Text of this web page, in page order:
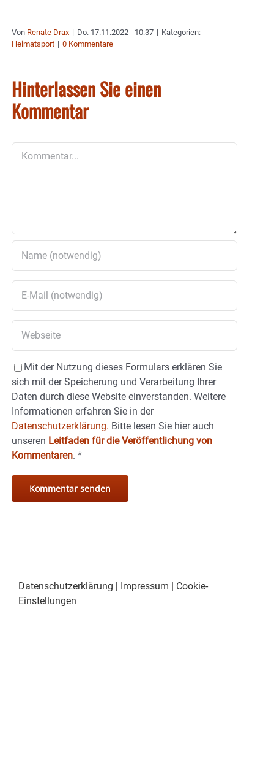
Von Renate Drax | Do. 17.11.2022 - 10:37 | Kategorien:
Heimatsport | 0 Kommentare
Hinterlassen Sie einen
Kommentar
Mit der Nutzung dieses Formulars erklären Sie
sich mit der Speicherung und Verarbeitung Ihrer
Daten durch diese Website einverstanden. Weitere
Informationen erfahren Sie in der
Datenschutzerklärung. Bitte lesen Sie hier auch
unseren Leitfaden für die Veröffentlichung von
Kommentaren. *
Datenschutzerklärung | Impressum | Cookie-
Einstellungen